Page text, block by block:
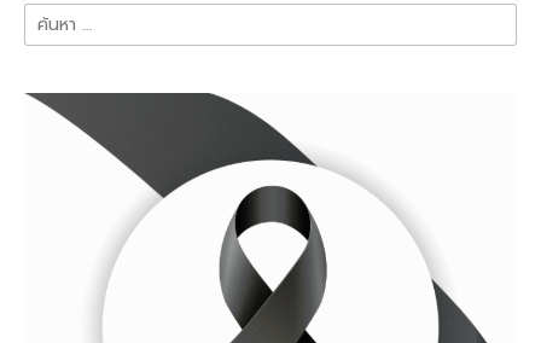
ค้นหา
สำหรับ: